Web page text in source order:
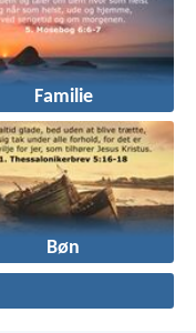
Familie
Bøn